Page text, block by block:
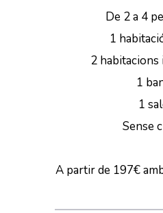
De 2 a 4
1
2 habitacions
1
1
Sense
A partir de 197€